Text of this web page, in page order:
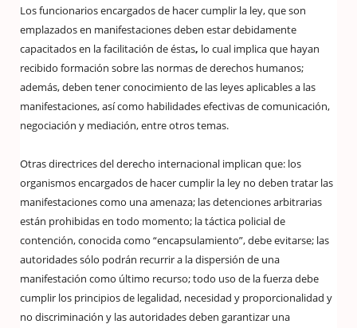
Los funcionarios encargados de hacer cumplir la ley, que son
emplazados en manifestaciones deben estar debidamente
capacitados en la facilitación de éstas, lo cual implica que hayan
recibido formación sobre las normas de derechos humanos;
además, deben tener conocimiento de las leyes aplicables a las
manifestaciones, así como habilidades efectivas de comunicación,
negociación y mediación, entre otros temas.
Otras directrices del derecho internacional implican que: los
organismos encargados de hacer cumplir la ley no deben tratar las
manifestaciones como una amenaza; las detenciones arbitrarias
están prohibidas en todo momento; la táctica policial de
contención, conocida como “encapsulamiento”, debe evitarse; las
autoridades sólo podrán recurrir a la dispersión de una
manifestación como último recurso; todo uso de la fuerza debe
cumplir los principios de legalidad, necesidad y proporcionalidad y
no discriminación y las autoridades deben garantizar una